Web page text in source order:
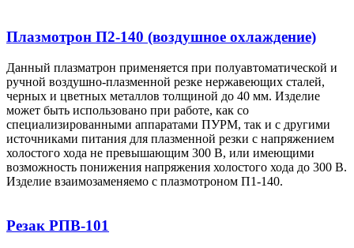
Плазмотрон П2-140 (воздушное охлаждение)
Данный плазматрон применяется при полуавтоматической и
ручной воздушно-плазменной резке нержавеющих сталей,
черных и цветных металлов толщиной до 40 мм. Изделие
может быть использовано при работе, как со
специализированными аппаратами ПУРМ, так и с другими
источниками питания для плазменной резки с напряжением
холостого хода не превышающим 300 В, или имеющими
возможность понижения напряжения холостого хода до 300 В.
Изделие взаимозаменяемо с плазмотроном П1-140.
Резак РПВ-101